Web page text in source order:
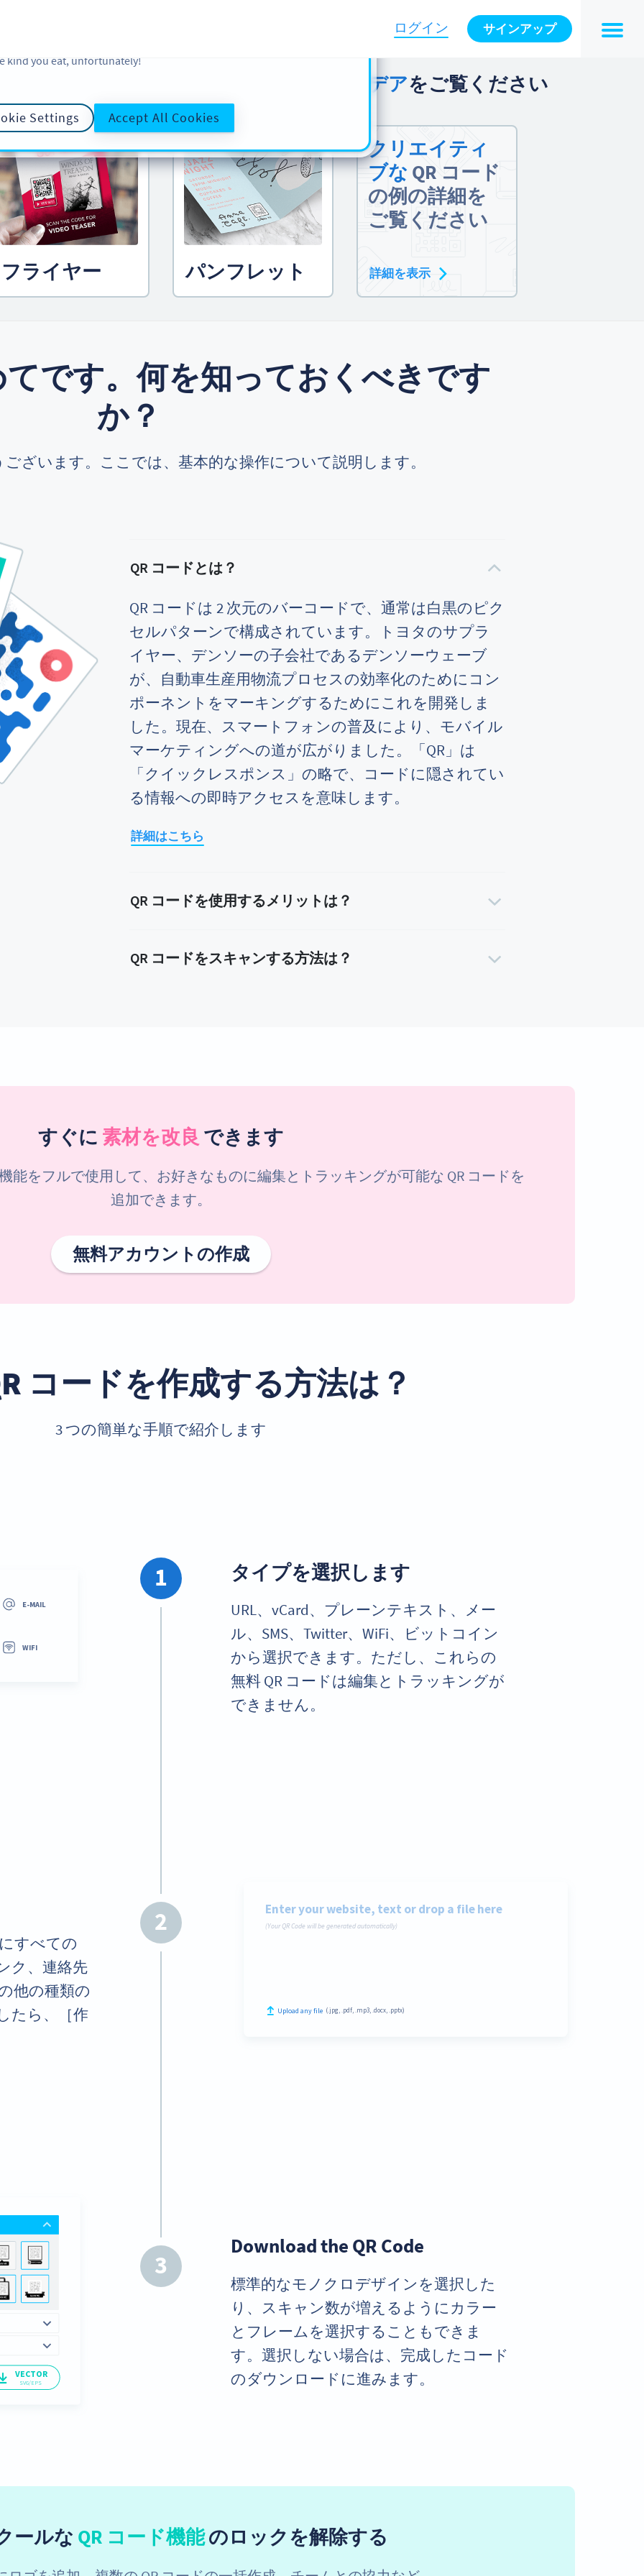
ログイン サインアップ
クリエイティブな QR コードのアイデアをご覧ください
フライヤー パンフレット
クリエイティ
ブな QR コード
の例の詳細を
ご覧ください
詳細を表示
てです。何を知っておくべきです
か？
ざいます。ここでは、基本的な操作について説明します。
QR コードとは？
QR コードは 2 次元のバーコードで、通常は白黒のピク
セルパターンで構成されています。トヨタのサプラ
イヤー、デンソーの子会社であるデンソーウェーブ
が、自動車生産用物流プロセスの効率化のためにコン
ポーネントをマーキングするためにこれを開発しま
した。現在、スマートフォンの普及により、モバイル
マーケティングへの道が広がりました。「QR」は
「クイックレスポンス」の略で、コードに隠されてい
る情報への即時アクセスを意味します。
詳細はこちら
QR コードを使用するメリットは？
QR コードをスキャンする方法は？
すぐに 素材を改良 できます
能をフルで使用して、お好きなものに編集とトラッキングが可能な QR コードを
追加できます。
無料アカウントの作成
コードを作成する方法は？
3 つの簡単な手順で紹介します
1
2
3
タイプを選択します
URL、vCard、プレーンテキスト、メー
ル、SMS、Twitter、WiFi、ビットコイン
から選択できます。ただし、これらの
無料 QR コードは編集とトラッキングが
できません。
すべての
ク、連絡先
他の種類の
たら、［作
Download the QR Code
標準的なモノクロデザインを選択した
り、スキャン数が増えるようにカラー
とフレームを選択することもできま
す。選択しない場合は、完成したコード
のダウンロードに進みます。
ールな QR コード機能のロックを解除する
kind you eat, unfortunately!
Settings Accept All Cookies